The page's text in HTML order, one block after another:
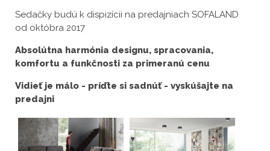
Sedačky budú k dispizícii na predajniach SOFALAND
od októbra 2017
Absolútna harmónia designu, spracovania,
komfortu a funkčnosti za primeranú cenu
Vidieť je málo - príďte si sadnúť - vyskúšajte na
predajni